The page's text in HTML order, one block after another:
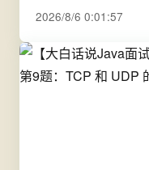
2026/8/6 0:01:57